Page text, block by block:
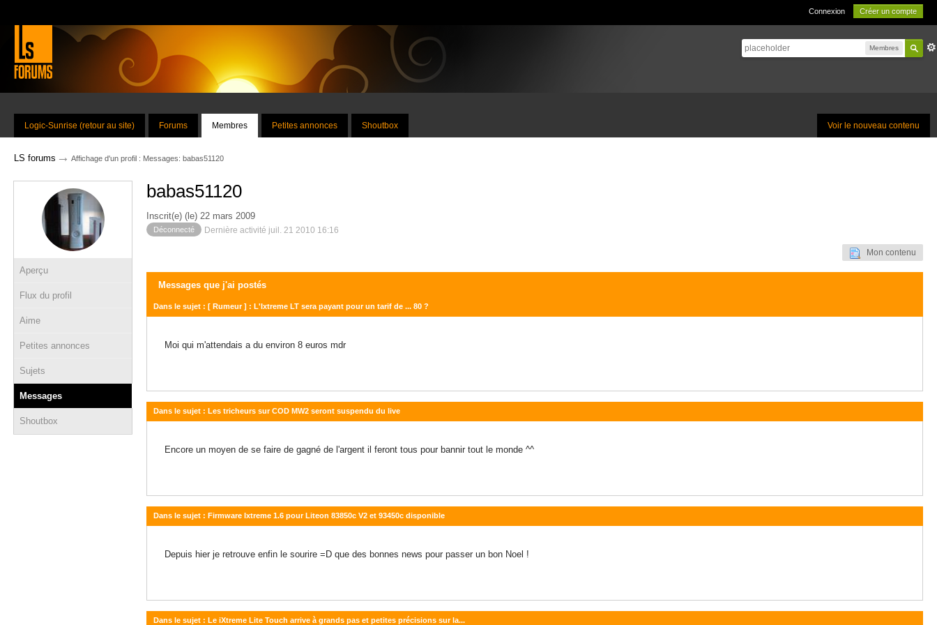
Connexion Créer un compte
Membres
Voir le nouveau contenu
Logic-Sunrise (retour au site) Forums Membres Petites annonces Shoutbox
LS forums → Affichage d'un profil : Messages: babas51120
Aperçu
Flux du profil
Aime
Petites annonces
Sujets
Messages
Shoutbox
babas51120
Inscrit(e) (le) 22 mars 2009
Déconnecté Dernière activité juil. 21 2010 16:16
Mon contenu
Messages que j'ai postés
Dans le sujet : [ Rumeur ] : L'Ixtreme LT sera payant pour un tarif de ... 80 ?
Moi qui m'attendais a du environ 8 euros mdr
Dans le sujet : Les tricheurs sur COD MW2 seront suspendu du live
Encore un moyen de se faire de gagné de l'argent il feront tous pour bannir tout le monde ^^
Dans le sujet : Firmware Ixtreme 1.6 pour Liteon 83850c V2 et 93450c disponible
Depuis hier je retrouve enfin le sourire =D que des bonnes news pour passer un bon Noel !
Dans le sujet : Le iXtreme Lite Touch arrive à grands pas et petites précisions sur la...